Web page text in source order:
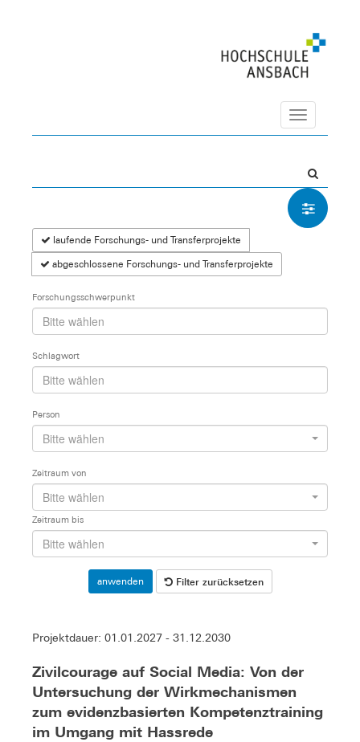
Navigation
laufende Forschungs- und Transferprojekte
abgeschlossene Forschungs- und Transferprojekte
Forschungsschwerpunkt
Schlagwort
Person
Bitte wählen
Zeitraum von
Bitte wählen
Zeitraum bis
Bitte wählen
anwenden Filter zurücksetzen
Projektdauer: 01.01.2027 - 31.12.2030
Zivilcourage auf Social Media: Von der
Untersuchung der Wirkmechanismen
zum evidenzbasierten Kompetenztraining
im Umgang mit Hassrede